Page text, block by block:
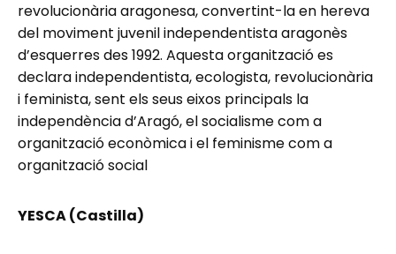
revolucionària aragonesa, convertint-la en hereva
del moviment juvenil independentista aragonès
d’esquerres des 1992. Aquesta organització es
declara independentista, ecologista, revolucionària
i feminista, sent els seus eixos principals la
independència d’Aragó, el socialisme com a
organització econòmica i el feminisme com a
organització social
YESCA (Castilla)